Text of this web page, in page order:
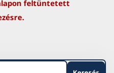
feltüntetett